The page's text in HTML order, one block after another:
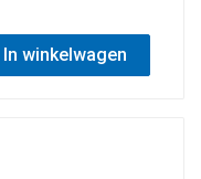
In winkelwagen